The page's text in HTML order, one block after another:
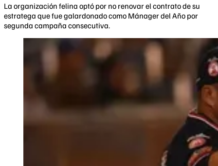
La organización felina optó por no renovar el contrato de su
estratega que fue galardonado como Mánager del Año por
segunda campaña consecutiva.